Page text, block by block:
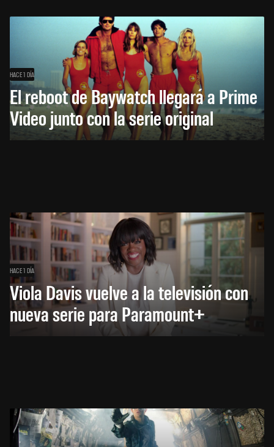
HACE 1 DÍA
El reboot de Baywatch llegará a Prime
Video junto con la serie original
HACE 1 DÍA
Viola Davis vuelve a la televisión con
nueva serie para Paramount+